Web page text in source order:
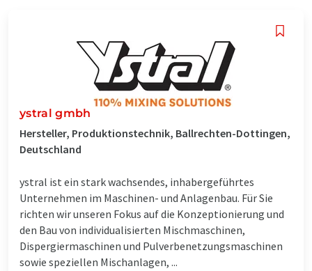
ystral gmbh
Hersteller, Produktionstechnik, Ballrechten-Dottingen,
Deutschland
ystral ist ein stark wachsendes, inhabergeführtes
Unternehmen im Maschinen- und Anlagenbau. Für Sie
richten wir unseren Fokus auf die Konzeptionierung und
den Bau von individualisierten Mischmaschinen,
Dispergiermaschinen und Pulverbenetzungsmaschinen
sowie speziellen Mischanlagen, ...